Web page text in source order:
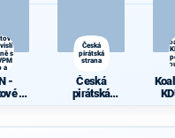
s
a
-
a
Česká
pirátská
strana
Česká
pirátská